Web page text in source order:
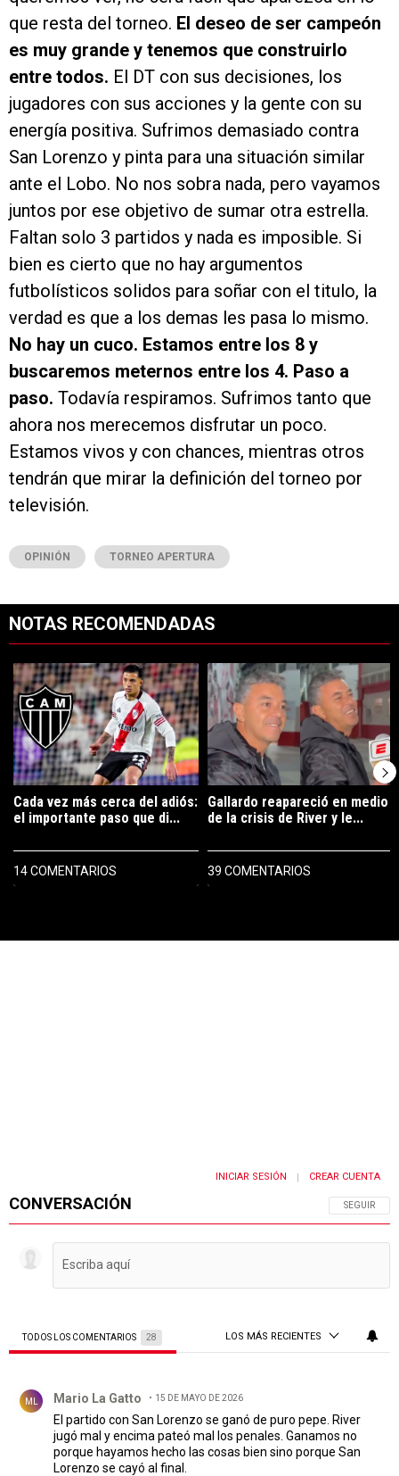
que resta del torneo. El deseo de ser campeón
es muy grande y tenemos que construirlo
entre todos. El DT con sus decisiones, los
jugadores con sus acciones y la gente con su
energía positiva. Sufrimos demasiado contra
San Lorenzo y pinta para una situación similar
ante el Lobo. No nos sobra nada, pero vayamos
juntos por ese objetivo de sumar otra estrella.
Faltan solo 3 partidos y nada es imposible. Si
bien es cierto que no hay argumentos
futbolísticos solidos para soñar con el titulo, la
verdad es que a los demas les pasa lo mismo.
No hay un cuco. Estamos entre los 8 y
buscaremos meternos entre los 4. Paso a
paso. Todavía respiramos. Sufrimos tanto que
ahora nos merecemos disfrutar un poco.
Estamos vivos y con chances, mientras otros
tendrán que mirar la definición del torneo por
televisión.
OPINIÓN TORNEO APERTURA
NOTAS RECOMENDADAS
Un artículo de tendencia con el título "Cada vez más cerca del
Cada vez más cerca del adiós:
el importante paso que di...
14 COMENTARIOS
Un artículo de tendencia con el
Gallardo reapareció en medio
de la crisis de River y le...
39 COMENTARIOS
CONVERSACIÓN SIGA ESTA
SEGUIR
INICIAR SESIÓN | CREAR CUENTA
TODOS LOS COMENTARIOS 28 LOS MÁS RECIENTES
ML Mario La Gatto 15 DE MAYO DE 2026
El partido con San Lorenzo se ganó de puro pepe. River
jugó mal y encima pateó mal los penales. Ganamos no
porque hayamos hecho las cosas bien sino porque San
Lorenzo se cayó al final.